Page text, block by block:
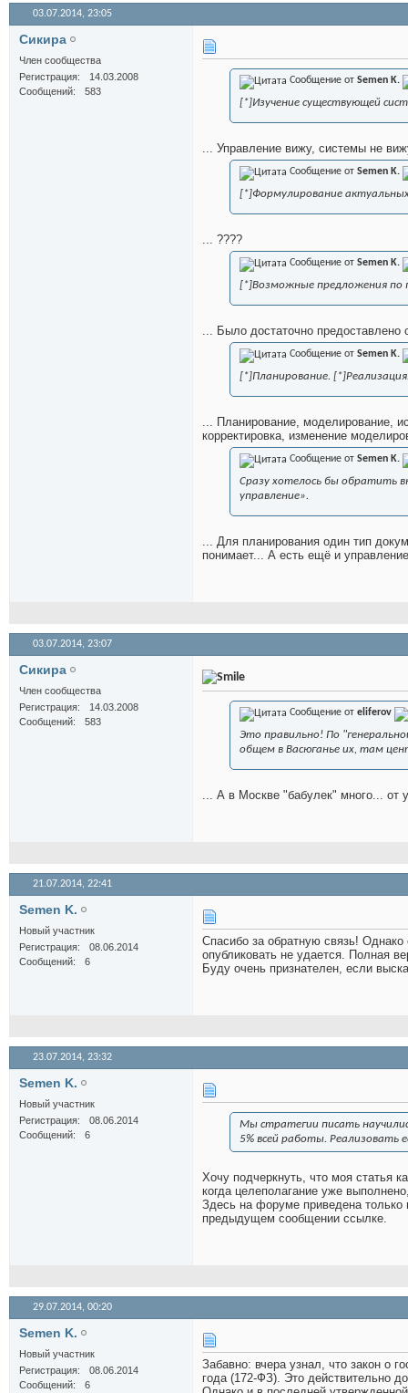
03.07.2014, 23:05
Сикира
Член сообщества
Регистрация
14.03.2008
Сообщений
583
Сообщение от Semen K.
[*]Изучение существующей
... Управление вижу, системы не
Сообщение от Semen K.
[*]Формулирование
... ????
Сообщение от Semen K.
[*]Возможные предложения по
... Было достаточно предоставлено
Сообщение от Semen K.
[*]Планирование.
... Планирование, моделирование,
корректировка, изменение
Сообщение от Semen K.
Сразу хотелось бы обратить
управление».
... Для планирования один тип
понимает... А есть ещё и
03.07.2014, 23:07
Сикира
Член сообщества
Регистрация
14.03.2008
Сообщений
583
Сообщение от eliferov
Это правильно! По
общем в Васюганье их, там
... А в Москве "бабулек" много... от
21.07.2014, 22:41
Semen K.
Новый участник
Регистрация
08.06.2014
Сообщений
6
Спасибо за обратную связь!
опубликовать не удается. Полная
Буду очень признателен, если
23.07.2014, 23:32
Semen K.
Новый участник
Регистрация
08.06.2014
Сообщений
6
Мы стратегии писать
5% всей работы. Реализовать
Хочу подчеркнуть, что моя статья
когда целеполагание уже
Здесь на форуме приведена только
предыдущем сообщении ссылке.
29.07.2014, 00:20
Semen K.
Новый участник
Регистрация
08.06.2014
Сообщений
6
Забавно: вчера узнал, что закон о
года (172-ФЗ). Это действительно